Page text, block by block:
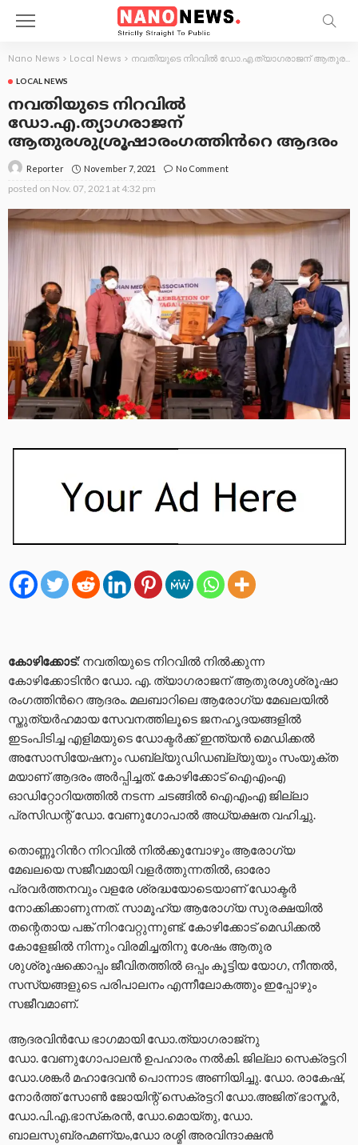
Nano News > Local News > നവതിയുടെ നിറവിൽ ഡോ.എ.ത്യാഗരാജന് ആതുരശുശ്രൂഷാരംഗത്തിൻറെ ആദരം
LOCAL NEWS
നവതിയുടെ നിറവിൽ
ഡോ.എ.ത്യാഗരാജന്
ആതുരശുശ്രൂഷാരംഗത്തിൻറെ ആദരം
Reporter November 7, 2021 No Comment
posted on Nov. 07, 2021 at 4:32 pm
കോഴിക്കോട്: നവതിയുടെ നിറവിൽ നിൽക്കുന്ന
കോഴിക്കോടിൻറ ഡോ. എ. ത്യാഗരാജന് ആതുരശുശ്രൂഷാ
രംഗത്തിൻറെ ആദരം. മലബാറിലെ ആരോഗ്യ മേഖലയിൽ
സ്തുത്യർഹമായ സേവനത്തിലൂടെ ജനഹൃദയങ്ങളിൽ
ഇടംപിടിച്ച എളിമയുടെ ഡോക്ടർക്ക് ഇന്ത്യൻ മെഡിക്കൽ
അസോസിയേഷനും ഡബ്ല്യുഡിഡബ്ല്യുയും സംയുക്ത
മയാണ് ആദരം അർപ്പിച്ചത്. കോഴിക്കോട് ഐഎംഎ
ഓഡിറ്റോറിയത്തിൽ നടന്ന ചടങ്ങിൽ ഐഎംഎ ജില്ലാ
പ്രസിഡന്റ് ഡോ. വേണുഗോപാൽ അധ്യക്ഷത വഹിച്ചു.
തൊണ്ണൂറിൻറ നിറവിൽ നിൽക്കുമ്പോഴും ആരോഗ്യ
മേഖലയെ സജീവമായി വളർത്തുന്നതിൽ, ഓരോ
പ്രവർത്തനവും വളരേ ശ്രദ്ധയോടെയാണ് ഡോക്ടർ
നോക്കിക്കാണുന്നത്. സാമൂഹ്യ ആരോഗ്യ സുരക്ഷയിൽ
തന്റെതായ പങ്ക് നിറവേറ്റുന്നുണ്ട്. കോഴിക്കോട് മെഡിക്കൽ
കോളേജിൽ നിന്നും വിരമിച്ചതിനു ശേഷം ആതുര
ശുശ്രൂഷക്കൊപ്പം ജീവിതത്തിൽ ഒപ്പം കൂട്ടിയ യോഗ, നീന്തൽ,
സസ്യങ്ങളുടെ പരിപാലനം എന്നീലോകത്തും ഇപ്പോഴും
സജീവമാണ്.
ആദരവിൻഡേ ഭാഗമായി ഡോ.ത്യാഗരാജ്‌നു
ഡോ. വേണുഗോപാലൻ ഉപഹാരം നൽകി. ജില്ലാ സെക്രട്ടറി
ഡോ.ശങ്കർ മഹാദേവൻ പൊന്നാട അണിയിച്ചു. ഡോ. രാകേഷ്,
നോർത്ത് സോൺ ജോയിന്റ് സെക്രട്ടറി ഡോ.അജിത് ഭാസ്കർ,
ഡോ.പി.എ.ഭാസ്‌കരൻ, ഡോ.മൊയ്‌തു, ഡോ.
ബാലസുബ്രഹ്മണ്യം,ഡോ രശ്മി അരവിന്ദാക്ഷൻ